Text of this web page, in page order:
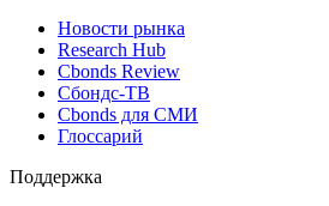
Новости рынка
Research Hub
Cbonds Review
Сбондс-ТВ
Cbonds для СМИ
Глоссарий
Поддержка